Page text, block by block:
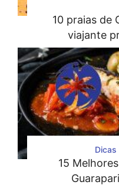
10 praias de
viajante
Dicas
15